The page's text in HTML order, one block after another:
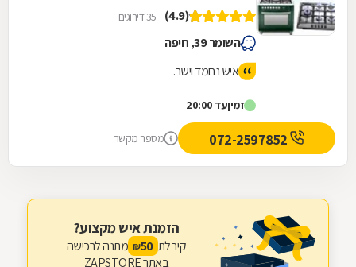
(4.9) 35 דירוגים
השומר 39, חיפה
איש נחמד וישר.
זמיןעד 20:00
מספר מקשר
הזמנת איש מקצוע?
קיבלת 50
₪ מתנה לרכישה
באתר ZAPSTORE